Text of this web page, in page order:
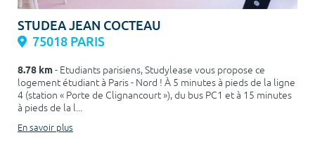
STUDEA JEAN COCTEAU
75018 PARIS
8.78 km- Etudiants parisiens, Studylease vous propose ce
logement étudiant à Paris - Nord ! À 5 minutes à pieds de la ligne
4 (station « Porte de Clignancourt »), du bus PC1 et à 15 minutes
à pieds de la l...
En savoir plus